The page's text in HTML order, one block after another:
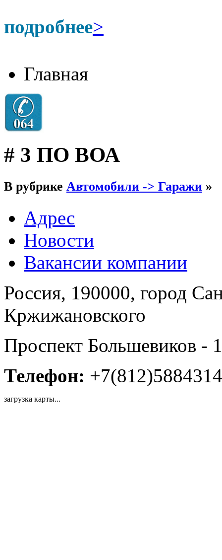
подробнее>
Главная
# 3 ПО ВОА
В рубрике Автомобили -> Гаражи »
Адрес
Новости
Вакансии компании
Россия, 190000, город
Кржижановского
Проспект Большевиков -
Телефон: +7(812)5884314
загрузка карты...